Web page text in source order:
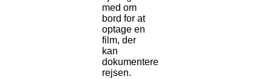
med om
bord for at
optage en
film, der
kan
dokumentere
rejsen.